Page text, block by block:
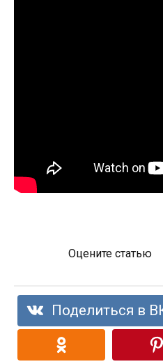
Оцените статью
Поделиться в